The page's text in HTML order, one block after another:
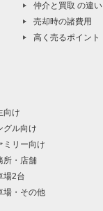
仲介と買取 の違い
売却時の諸費用
高く売るポイント
向け
グル向け
ミリー向け
所・店舗
場2台
場・その他